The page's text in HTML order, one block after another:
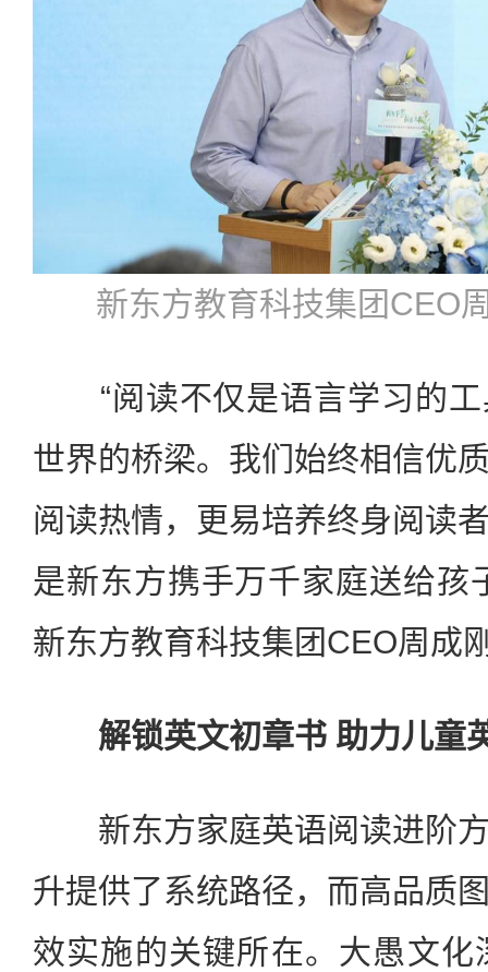
新东方教育科技集团CEO
“阅读不仅是语言学习的工
世界的桥梁。我们始终相信优
阅读热情，更易培养终身阅读
是新东方携手万千家庭送给孩
新东方教育科技集团CEO周成
解锁英文初章书 助力儿童
新东方家庭英语阅读进阶方
升提供了系统路径，而高品质
效实施的关键所在。大愚文